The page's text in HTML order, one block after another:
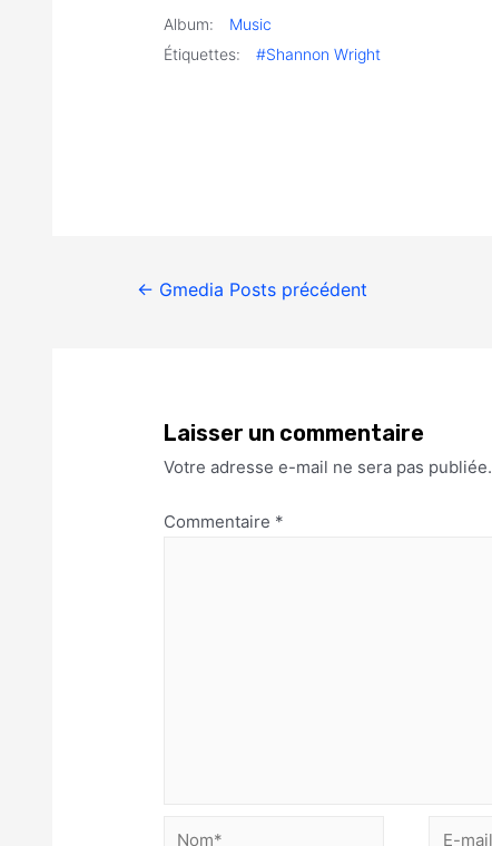
Album:
Music
Étiquettes:
#Shannon Wright
← Gmedia Posts précédent
Laisser un commentaire
Votre adresse e-mail ne sera pas publiée.
Commentaire *